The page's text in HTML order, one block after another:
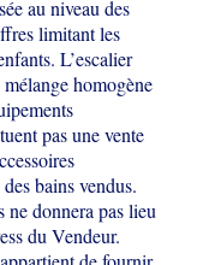
au niveau des
limitant les
L’escalier
homogène
pas une vente
bains vendus.
ne donnerapas lieu
du Vendeur.